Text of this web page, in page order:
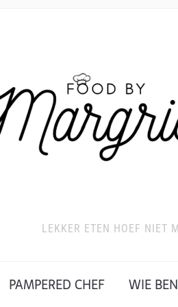
LEKKER ETEN HOEF NIET
PAMPERED CHEF WIE